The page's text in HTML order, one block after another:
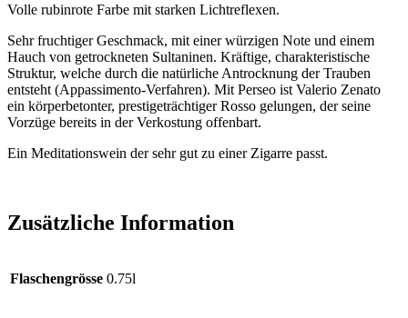
Volle rubinrote Farbe mit starken Lichtreflexen.
Sehr fruchtiger Geschmack, mit einer würzigen Note und einem
Hauch von getrockneten Sultaninen. Kräftige, charakteristische
Struktur, welche durch die natürliche Antrocknung der Trauben
entsteht (Appassimento-Verfahren). Mit Perseo ist Valerio Zenato
ein körperbetonter, prestigeträchtiger Rosso gelungen, der seine
Vorzüge bereits in der Verkostung offenbart.
Ein Meditationswein der sehr gut zu einer Zigarre passt.
Zusätzliche Information
Flaschengrösse 0.75l